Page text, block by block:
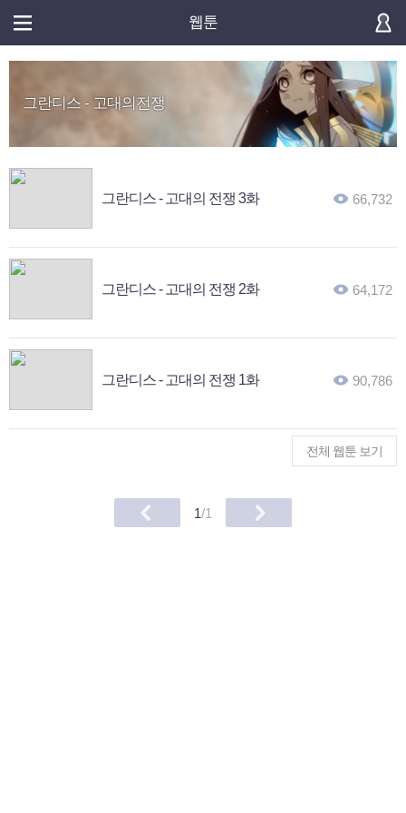
웹툰
그란디스 - 고대의전쟁
그란디스 - 고대의 전쟁 3화 66,732
그란디스 - 고대의 전쟁 2화 64,172
그란디스 - 고대의 전쟁 1화 90,786
전체 웹툰 보기
1/1